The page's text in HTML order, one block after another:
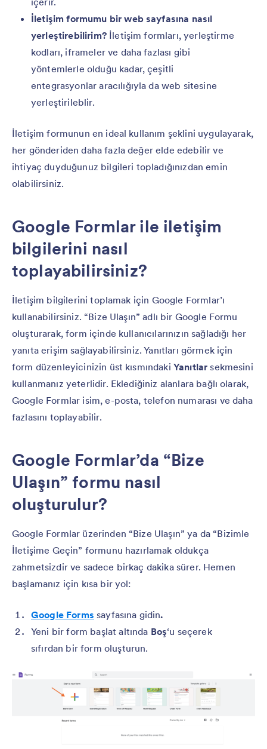
İletişim formumu bir web sayfasına nasıl
yerleştirebilirim?İletişim formları, yerleştirme
kodları, iframeler ve daha fazlası gibi
yöntemlerle olduğu kadar, çeşitli
entegrasyonlar aracılığıyla da web sitesine
yerleştirileblir.
İletişim formunun en ideal kullanım şeklini uygulayarak,
her gönderiden daha fazla değer elde edebilir ve
ihtiyaç duyduğunuz bilgileri topladığınızdan emin
olabilirsiniz.
Google Formlar ile iletişim
bilgilerini nasıl
toplayabilirsiniz?
İletişim bilgilerini toplamak için Google Formlar’ı
kullanabilirsiniz. “Bize Ulaşın” adlı bir Google Formu
oluşturarak, form içinde kullanıcılarınızın sağladığı her
yanıta erişim sağlayabilirsiniz. Yanıtları görmek için
form düzenleyicinizin üst kısmındaki Yanıtlar sekmesini
kullanmanız yeterlidir. Eklediğiniz alanlara bağlı olarak,
Google Formlar isim, e-posta, telefon numarası ve daha
fazlasını toplayabilir.
Google Formlar’da “Bize
Ulaşın” formu nasıl
oluşturulur?
Google Formlar üzerinden “Bize Ulaşın” ya da “Bizimle
İletişime Geçin” formunu hazırlamak oldukça
zahmetsizdir ve sadece birkaç dakika sürer. Hemen
başlamanız için kısa bir yol:
Google Forms sayfasına gidin.
Yeni bir form başlat altında Boş‘u seçerek
sıfırdan bir form oluşturun.